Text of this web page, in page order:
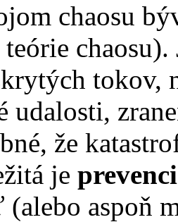
chaosu
chaosu).
tokov,
udalosti,
že
je
aspoň